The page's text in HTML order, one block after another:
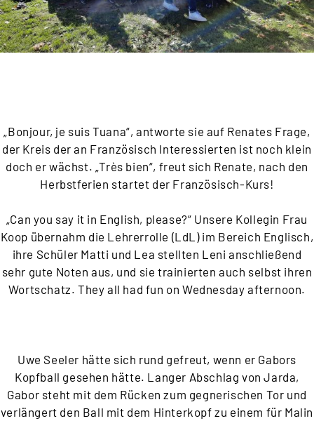
„Bonjour, je suis Tuana“, antworte sie auf Renates Frage,
der Kreis der an Französisch Interessierten ist noch klein
doch er wächst. „Très bien“, freut sich Renate, nach den
Herbstferien startet der Französisch-Kurs!
„Can you say it in English, please?“ Unsere Kollegin Frau
Koop übernahm die Lehrerrolle (LdL) im Bereich Englisch,
ihre Schüler Matti und Lea stellten Leni anschließend
sehr gute Noten aus, und sie trainierten auch selbst ihren
Wortschatz. They all had fun on Wednesday afternoon.
Uwe Seeler hätte sich rund gefreut, wenn er Gabors
Kopfball gesehen hätte. Langer Abschlag von Jarda,
Gabor steht mit dem Rücken zum gegnerischen Tor und
verlängert den Ball mit dem Hinterkopf zu einem für Malin